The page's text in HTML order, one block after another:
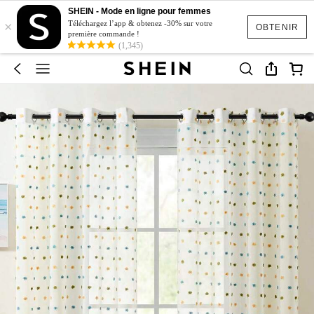
OBTENIR
×
SHEIN - Mode en ligne pour femmes
Téléchargez l’app & obtenez -30% sur votre
première commande !
(1,345)